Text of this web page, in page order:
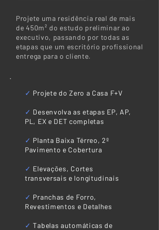
Projete uma residência real de mais
de 450m² do estudo preliminar ao
executivo, passando por todas as
etapas que um escritório profissional
entrega para o cliente.
✓ Projete do Zero a Casa F+V
✓ Desenvolva as etapas EP, AP,
PL, EX e DET completas
✓ Planta Baixa Térreo, 2º
Pavimento e Cobertura
✓ Elevações, Cortes
transversais e longitudinais
✓ Pranchas de Forro,
Revestimentos e Detalhes
​✓ Tabelas automáticas de